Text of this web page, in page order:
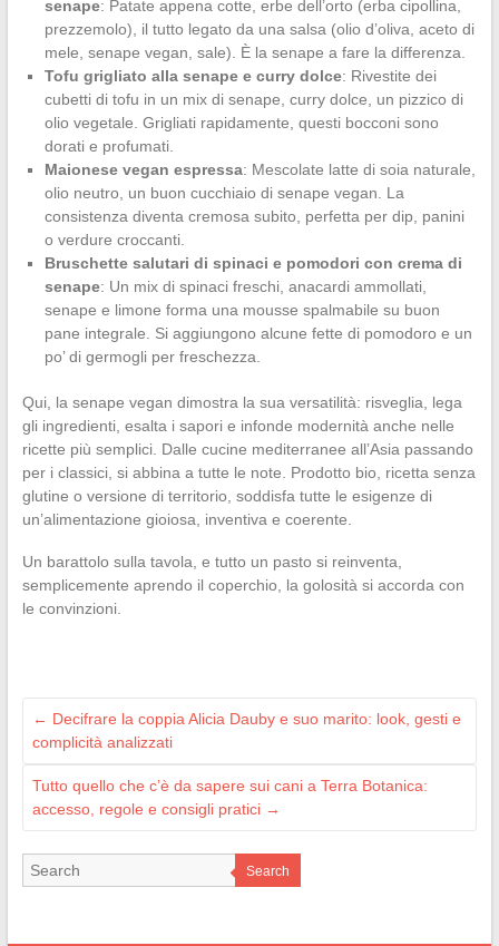
senape: Patate appena cotte, erbe dell’orto (erba cipollina,
prezzemolo), il tutto legato da una salsa (olio d’oliva, aceto di
mele, senape vegan, sale). È la senape a fare la differenza.
Tofu grigliato alla senape e curry dolce: Rivestite dei
cubetti di tofu in un mix di senape, curry dolce, un pizzico di
olio vegetale. Grigliati rapidamente, questi bocconi sono
dorati e profumati.
Maionese vegan espressa: Mescolate latte di soia naturale,
olio neutro, un buon cucchiaio di senape vegan. La
consistenza diventa cremosa subito, perfetta per dip, panini
o verdure croccanti.
Bruschette salutari di spinaci e pomodori con crema di
senape: Un mix di spinaci freschi, anacardi ammollati,
senape e limone forma una mousse spalmabile su buon
pane integrale. Si aggiungono alcune fette di pomodoro e un
po’ di germogli per freschezza.
Qui, la senape vegan dimostra la sua versatilità: risveglia, lega
gli ingredienti, esalta i sapori e infonde modernità anche nelle
ricette più semplici. Dalle cucine mediterranee all’Asia passando
per i classici, si abbina a tutte le note. Prodotto bio, ricetta senza
glutine o versione di territorio, soddisfa tutte le esigenze di
un’alimentazione gioiosa, inventiva e coerente.
Un barattolo sulla tavola, e tutto un pasto si reinventa,
semplicemente aprendo il coperchio, la golosità si accorda con
le convinzioni.
← Decifrare la coppia Alicia Dauby e suo marito: look, gesti e
complicità analizzati
Tutto quello che c’è da sapere sui cani a Terra Botanica:
accesso, regole e consigli pratici →
Search